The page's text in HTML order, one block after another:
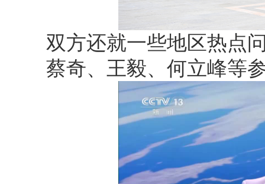
双方还就一些地区热点
蔡奇、王毅、何立峰等